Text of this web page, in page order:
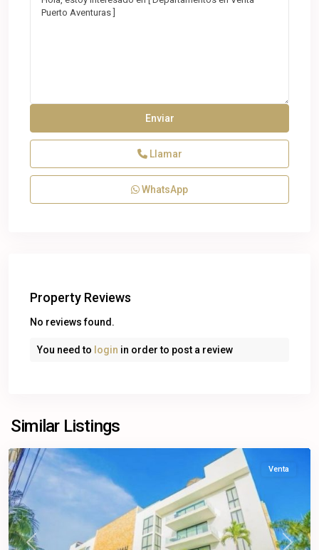
Llamar
WhatsApp
Property Reviews
No reviews found.
You need to login in order to post a review
Similar Listings
Carmen
Solidaridad
Venta